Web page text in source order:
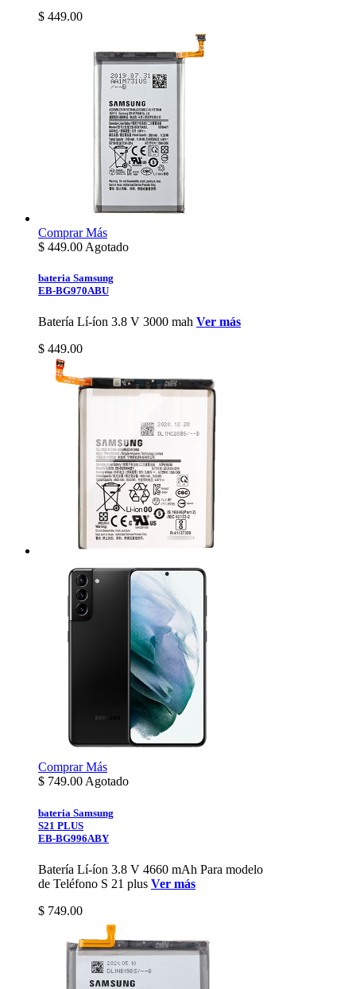
$ 449.00
ComprarMás
$ 449.00 Agotado
bateria Samsung
EB-BG970ABU
Batería Lí-íon 3.8 V 3000 mah Ver más
$ 449.00
ComprarMás
$ 749.00Agotado
bateria Samsung
S21 PLUS
EB-BG996ABY
Batería Lí-íon 3.8 V 4660 mAh Para modelo
de Teléfono S 21 plus Ver más
$ 749.00